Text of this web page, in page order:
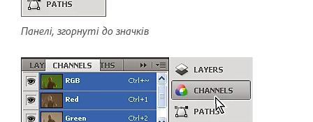
Панелі, згорнуті до значків